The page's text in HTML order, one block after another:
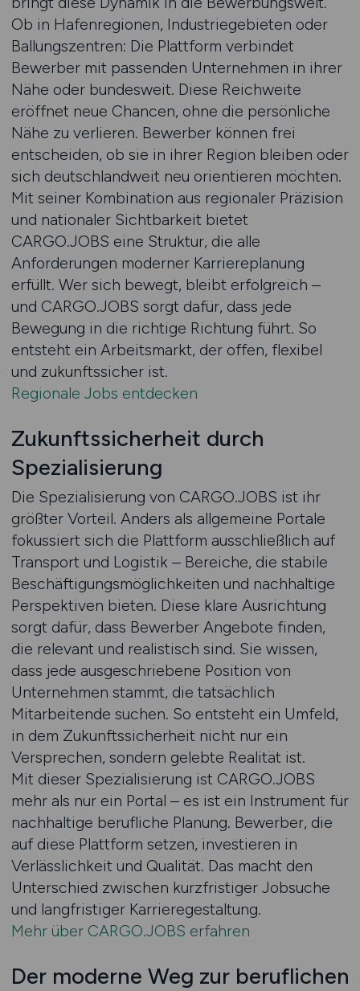
Ob in Hafenregionen, Industriegebieten oder
Ballungszentren: Die Plattform verbindet
Bewerber mit passenden Unternehmen in ihrer
Nähe oder bundesweit. Diese Reichweite
eröffnet neue Chancen, ohne die persönliche
Nähe zu verlieren. Bewerber können frei
entscheiden, ob sie in ihrer Region bleiben oder
sich deutschlandweit neu orientieren möchten.
Mit seiner Kombination aus regionaler Präzision
und nationaler Sichtbarkeit bietet
CARGO.JOBS eine Struktur, die alle
Anforderungen moderner Karriereplanung
erfüllt. Wer sich bewegt, bleibt erfolgreich –
und CARGO.JOBS sorgt dafür, dass jede
Bewegung in die richtige Richtung führt. So
entsteht ein Arbeitsmarkt, der offen, flexibel
und zukunftssicher ist.
Regionale Jobs entdecken
Zukunftssicherheit durch
Spezialisierung
Die Spezialisierung von CARGO.JOBS ist ihr
größter Vorteil. Anders als allgemeine Portale
fokussiert sich die Plattform ausschließlich auf
Transport und Logistik – Bereiche, die stabile
Beschäftigungsmöglichkeiten und nachhaltige
Perspektiven bieten. Diese klare Ausrichtung
sorgt dafür, dass Bewerber Angebote finden,
die relevant und realistisch sind. Sie wissen,
dass jede ausgeschriebene Position von
Unternehmen stammt, die tatsächlich
Mitarbeitende suchen. So entsteht ein Umfeld,
in dem Zukunftssicherheit nicht nur ein
Versprechen, sondern gelebte Realität ist.
Mit dieser Spezialisierung ist CARGO.JOBS
mehr als nur ein Portal – es ist ein Instrument für
nachhaltige berufliche Planung. Bewerber, die
auf diese Plattform setzen, investieren in
Verlässlichkeit und Qualität. Das macht den
Unterschied zwischen kurzfristiger Jobsuche
und langfristiger Karrieregestaltung.
Mehr über CARGO.JOBS erfahren
Der moderne Weg zur beruflichen